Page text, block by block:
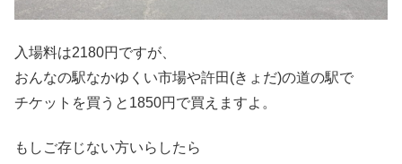
入場料は2180円ですが、
おんなの駅なかゆくい市場や許田(きょだ)の道の駅で
チケットを買うと1850円で買えますよ。
もしご存じない方いらしたら